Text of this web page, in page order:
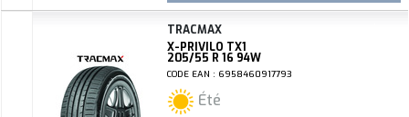
TRACMAX
X-PRIVILO TX1
205/55 R 16 94W
CODE EAN : 6958460917793
Été